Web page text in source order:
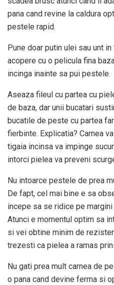
pana cand revine la caldura
pestele rapid.
Pune doar putin ulei sau unt
acopere cu o pelicula fina
incinga inainte sa pui pestele.
Aseaza fileul cu partea cu
de baza, dar unii bucatari
bucatile de peste cu partea
fierbinte. Explicatia? Carnea
tigaia incinsa va impinge
intorci pielea va preveni
Nu intoarce pestele de prea
De fapt, cel mai bine e sa
incepe sa se ridice pe
Atunci e momentul optim sa
si vei obtine minim de
trezesti ca pielea a ramas
Nu gati prea mult carnea de
o pana cand devine ferma si